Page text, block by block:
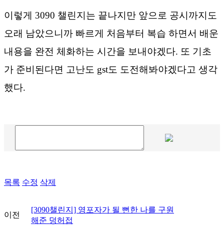
이렇게 3090 챌린지는 끝나지만 앞으로 공시까지도
오래 남았으니까 빠르게 처음부터 복습 하면서 배운
내용을 완전 체화하는 시간을 보내야겠다. 또 기초
가 준비된다면 고난도 gst도 도전해봐야겠다고 생각
했다.
목록 수정 삭제
이전
[3090챌린지] 영포자가 될 뻔한 나를 구원
해준 덩허접